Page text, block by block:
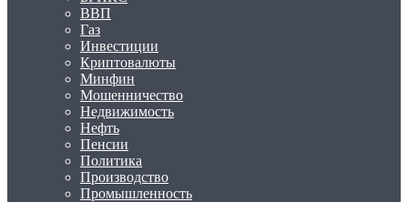
ВВП
Газ
Инвестиции
Криптовалюты
Минфин
Мошенничество
Недвижимость
Нефть
Пенсии
Политика
Производство
Промышленность